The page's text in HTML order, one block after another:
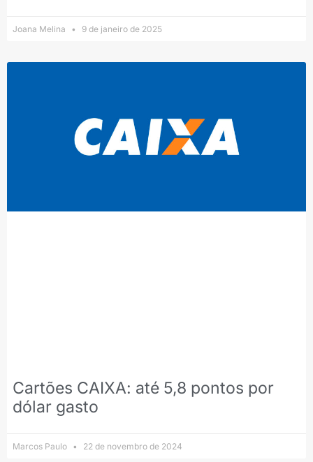
Joana Melina 9 de janeiro de 2025
Cartões CAIXA: até 5,8 pontos por
dólar gasto
Marcos Paulo 22 de novembro de 2024